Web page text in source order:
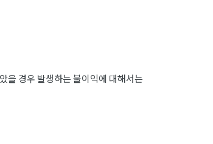
을 경우 발생하는 불이익에 대해서는